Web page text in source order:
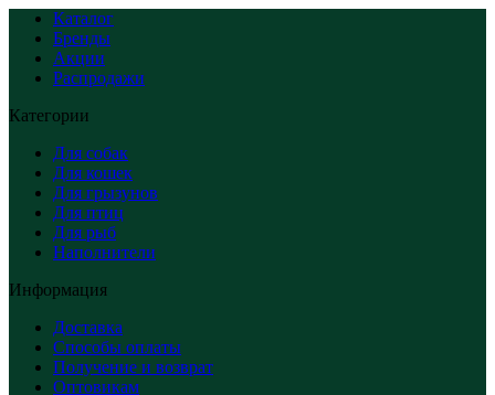
Каталог
Бренды
Акции
Распродажи
Категории
Для собак
Для кошек
Для грызунов
Для птиц
Для рыб
Наполнители
Информация
Доставка
Способы оплаты
Получение и возврат
Оптовикам